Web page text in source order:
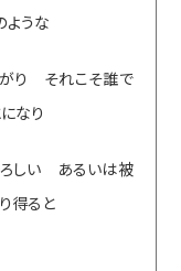
うな
り それこそ誰で
なり
ろしい あるいは被
得ると